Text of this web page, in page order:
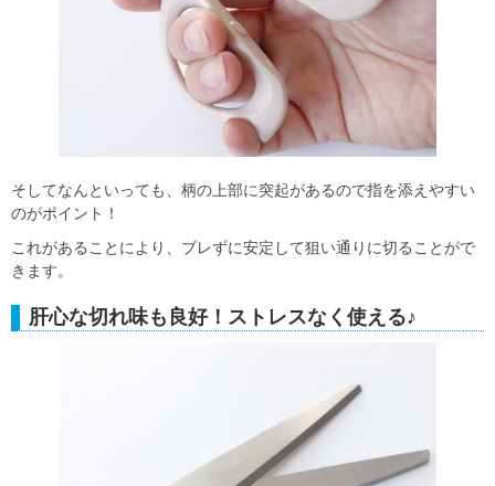
そしてなんといっても、柄の上部に突起があるので指を添えやすい
のがポイント！
これがあることにより、ブレずに安定して狙い通りに切ることがで
きます。
肝心な切れ味も良好！ストレスなく使える♪